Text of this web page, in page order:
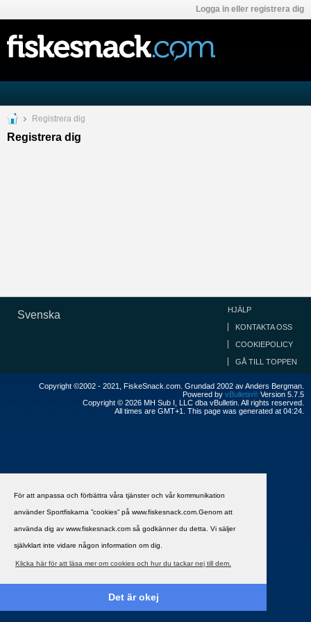
För att anpassa och förbättra våra tjänster och vår kommunikation
använder Sportfiskarna ”cookies” på www.fiskesnack.com.Genom att
använda dig av www.fiskesnack.com så godkänner du detta. Vi säljer
självklart inte vidare någon information om dig.
Klicka här för att läsa mer om cookies och hur du tackar nej till dem.
Det är okej
Logga in eller registrera dig
Registrera dig
Registrera dig
Svenska HJÄLP
KONTAKTA OSS
COOKIEPOLICY
GÅ TILL TOPPEN
Copyright ©2002 - 2021, FiskeSnack.com. Grundad 2002 av Anders Bergman.
Powered by vBulletin® Version 5.7.5
Copyright © 2026 MH Sub I, LLC dba vBulletin. All rights reserved.
All times are GMT+1. This page was generated at 04:24.